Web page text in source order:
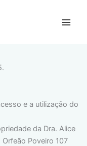
e a utilização do
da Dra. Alice
Poveiro 107